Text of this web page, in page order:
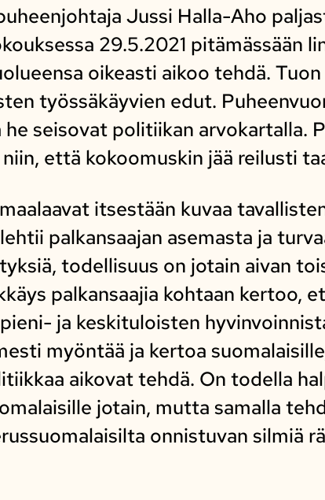
Jussi Halla-Aho
29.5.2021 pitämässään
oikeasti aikoo tehdä.
työssäkäyvien edut.
seisovat politiikan arvokartalla.
että kokoomuskin jää reilusti
itsestään kuvaa
palkansaajan asemasta ja
todellisuus on jotain aivan
palkansaajia kohtaan kertoo,
ja keskituloisten
myöntää ja kertoa
aikovat tehdä. On todella
jotain, mutta samalla
onnistuvan silmiä